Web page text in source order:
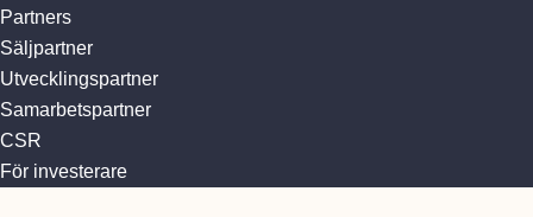
Partners
Säljpartner
Utvecklingspartner
Samarbetspartner
CSR
För investerare